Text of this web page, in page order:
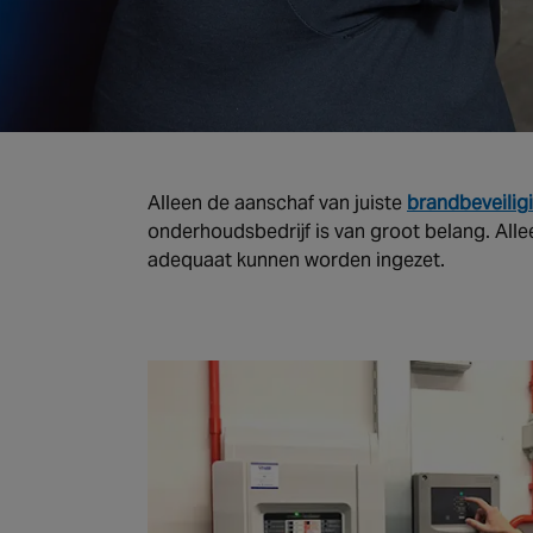
Alleen de aanschaf van juiste
onderhoudsbedrijf is van groot belang.
adequaat kunnen worden ingezet.